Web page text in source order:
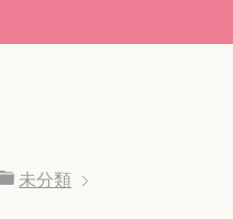
未分類